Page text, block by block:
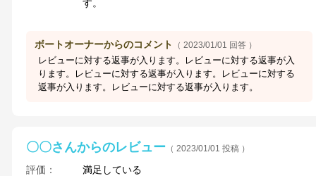
す。
ボートオーナーからのコメント （ 2023/01/01 回答 ）
レビューに対する返事が入ります。レビューに対する返事が入
ります。レビューに対する返事が入ります。レビューに対する
返事が入ります。レビューに対する返事が入ります。
〇〇さんからのレビュー （ 2023/01/01 投稿 ）
評価： 満足している